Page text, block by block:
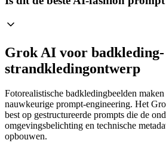
Grok AI voor badkleding-
strandkledingontwerp
Fotorealistische badkledingbeelden
nauwkeurige prompt-engineering. Het
best op gestructureerde prompts die de
omgevingsbelichting en technische
opbouwen.